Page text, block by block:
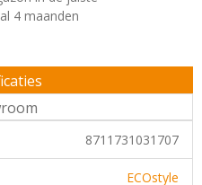
4 maanden
8711731031707
ECOstyle